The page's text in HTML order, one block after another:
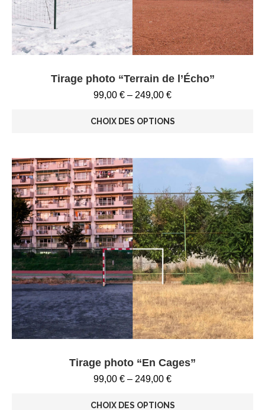
Tirage photo “Terrain de l’Écho”
99,00 € – 249,00 €
CHOIX DES OPTIONS
Tirage photo “En Cages”
99,00 € – 249,00 €
CHOIX DES OPTIONS